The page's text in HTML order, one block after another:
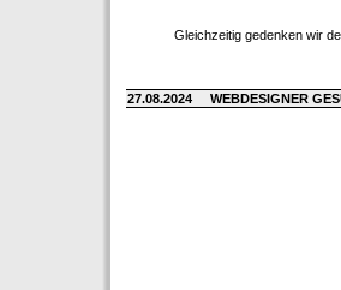
Gleichzeitig gedenken wir
27.08.2024 WEBDESIGNER